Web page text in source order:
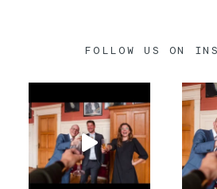
FOLLOW US ON